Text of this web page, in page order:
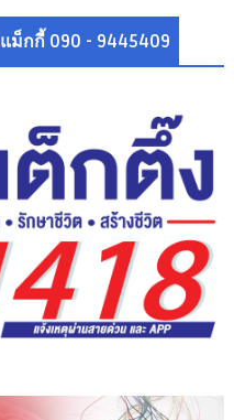
กกี้ 090 - 9445409